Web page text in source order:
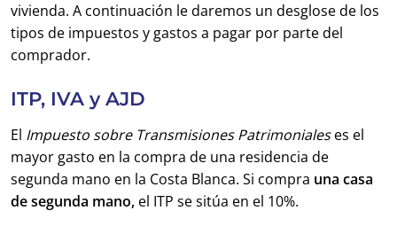
vivienda. A continuación le daremos un desglose de los
tipos de impuestos y gastos a pagar por parte del
comprador.
ITP, IVA y AJD
El Impuesto sobre Transmisiones Patrimonialeses el
mayor gasto en la compra de una residencia de
segunda mano en la Costa Blanca. Si compra una casa
de segunda mano, el ITP se sitúa en el 10%.